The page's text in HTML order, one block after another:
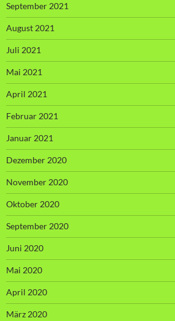
September 2021
August 2021
Juli 2021
Mai 2021
April 2021
Februar 2021
Januar 2021
Dezember 2020
November 2020
Oktober 2020
September 2020
Juni 2020
Mai 2020
April 2020
März 2020